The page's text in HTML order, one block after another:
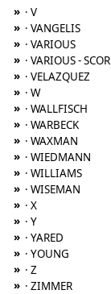
» · V
» · VANGELIS
» · VARIOUS
» · VARIOUS -
» · VELAZQUEZ
» · W
» · WALLFISCH
» · WARBECK
» · WAXMAN
» · WIEDMANN
» · WILLIAMS
» · WISEMAN
» · X
» · Y
» · YARED
» · YOUNG
» · Z
» · ZIMMER